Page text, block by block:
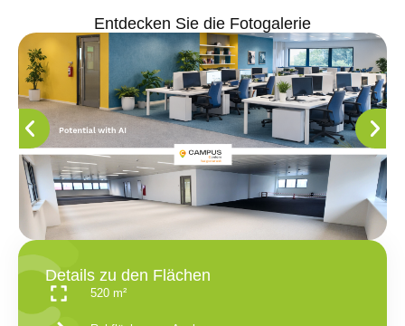
Entdecken Sie die Fotogalerie
Details zu den Flächen
520 m²